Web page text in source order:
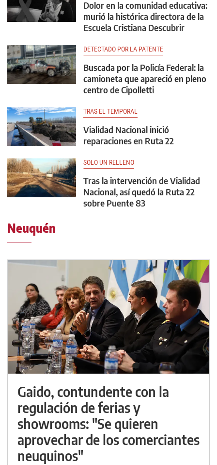
Dolor en la comunidad educativa:
murió la histórica directora de la
Escuela Cristiana Descubrir
DETECTADO POR LA PATENTE
Buscada por la Policía Federal: la
camioneta que apareció en pleno
centro de Cipolletti
TRAS EL TEMPORAL
Vialidad Nacional inició
reparaciones en Ruta 22
SOLO UN RELLENO
Tras la intervención de Vialidad
Nacional, así quedó la Ruta 22
sobre Puente 83
Neuquén
Gaido, contundente con la
regulación de ferias y
showrooms: "Se quieren
aprovechar de los comerciantes
neuquinos"